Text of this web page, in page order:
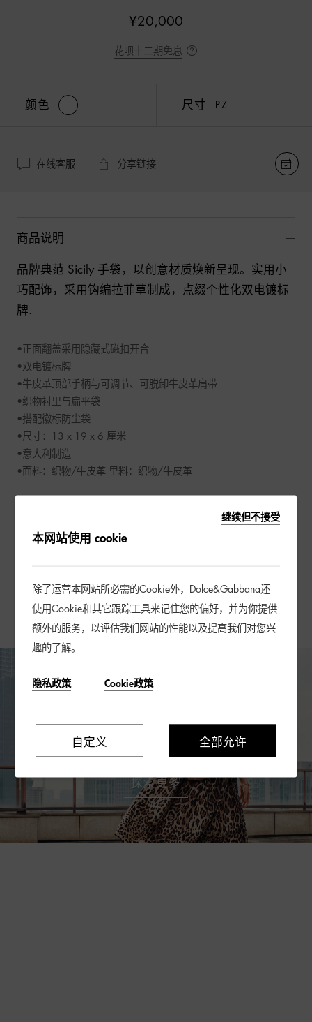
¥20,000
花呗十二期免息
颜色 尺寸 PZ
在线客服 分享链接
商品说明
品牌典范 Sicily 手袋，以创意材质焕新呈现。实用小
巧配饰，采用钩编拉菲草制成，点缀个性化双电镀标
牌.
•正面翻盖采用隐藏式磁扣开合
•双电镀标牌
•牛皮革顶部手柄与可调节、可脱卸牛皮革肩带
•织物衬里与扁平袋
•搭配徽标防尘袋
•尺寸：13 x 19 x 6 厘米
•意大利制造
•面料：织物/牛皮革 里料：织物/牛皮革
礼品包装
2026秋冬女士 LEO STREET 系列
探索更多
继续但不接受
本网站使用 cookie
除了运营本网站所必需的Cookie外，Dolce&Gabbana还
使用Cookie和其它跟踪工具来记住您的偏好，并为你提供
额外的服务，以评估我们网站的性能以及提高我们对您兴
趣的了解。
隐私政策 Cookie政策
自定义 全部允许